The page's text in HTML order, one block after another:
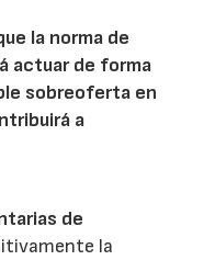
la norma de
actuar de forma
sobreoferta en
a
de
la